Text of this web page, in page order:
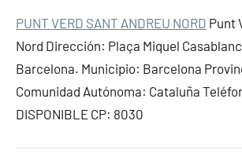
PUNT VERD SANT ANDREU NORD Punt
Nord Dirección: Plaça Miquel
Barcelona. Municipio: Barcelona
Comunidad Autónoma: Cataluña
DISPONIBLE CP: 8030